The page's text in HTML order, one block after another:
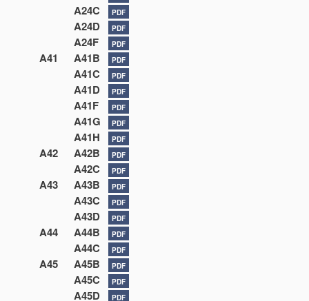
A24C PDF
A24D PDF
A24F PDF
A41 A41B PDF
A41C PDF
A41D PDF
A41F PDF
A41G PDF
A41H PDF
A42 A42B PDF
A42C PDF
A43 A43B PDF
A43C PDF
A43D PDF
A44 A44B PDF
A44C PDF
A45 A45B PDF
A45C PDF
A45D PDF